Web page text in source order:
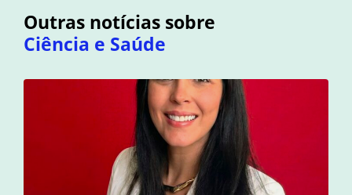
Outras notícias sobre
Ciência e Saúde